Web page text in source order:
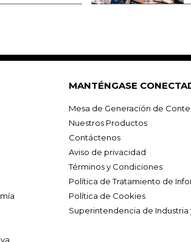
MANTÉNGASE
Mesa de Generación de
Nuestros Productos
Contáctenos
Aviso de privacidad
Términos y Condiciones
Política de Tratamiento de
Política de Cookies
Superintendencia de Industria